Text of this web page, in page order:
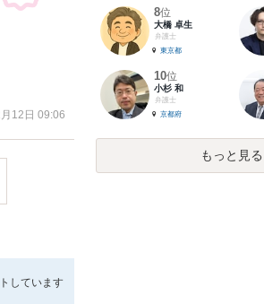
12日 09:06
しています
8位
大橋 卓生
弁護士
東京都
10位
小杉 和
弁護士
京都府
もっと見る